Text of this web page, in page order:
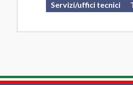
Servizi/uffici tecnici